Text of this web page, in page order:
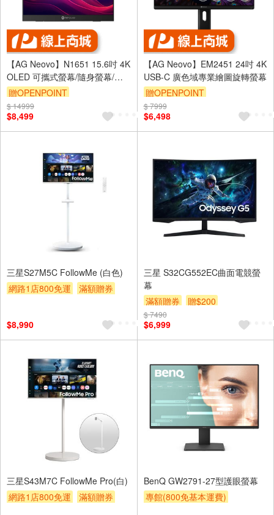
【AG Neovo】N1651 15.6吋 4K
OLED 可攜式螢幕/隨身螢幕/行
動螢幕/便攜螢幕
贈OPENPOINT
$ 14999
$8,499
【AG Neovo】EM2451 24吋 4K
USB-C 廣色域專業繪圖旋轉螢幕
贈OPENPOINT
$ 7999
$6,498
三星S27M5C FollowMe (白色)
網路1店800免運
滿額贈券
$8,990
三星 S32CG552EC曲面電競螢
幕
滿額贈券
贈$200
$ 7490
$6,999
三星S43M7C FollowMe Pro(白)
網路1店800免運
滿額贈券
BenQ GW2791-27型護眼螢幕
專館(800免基本運費)